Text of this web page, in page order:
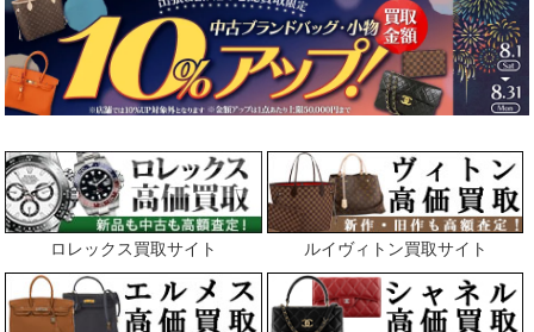
ロレックス買取サイト ルイヴィトン買取サイト